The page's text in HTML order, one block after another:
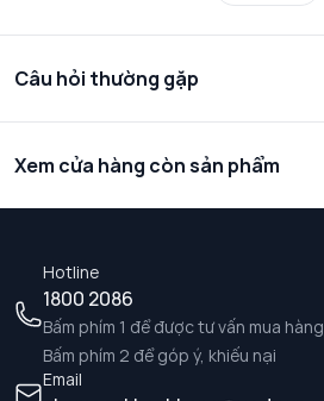
Câu hỏi thường gặp
Xem cửa hàng còn sản phẩm
Hotline
1800 2086
Bấm phím 1 để được tư vấn mua hàng
Bấm phím 2 để góp ý, khiếu nại
Email